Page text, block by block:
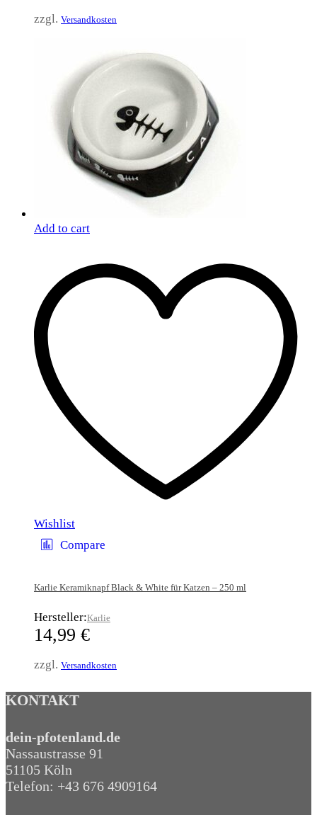
zzgl. Versandkosten
Add to cart
Wishlist
Compare
Karlie Keramiknapf Black & White für Katzen – 250 ml
Hersteller:Karlie
14,99 €
zzgl. Versandkosten
KONTAKT
dein-pfotenland.de
Nassaustrasse 91
51105 Köln
Telefon: +43 676 4909164‬